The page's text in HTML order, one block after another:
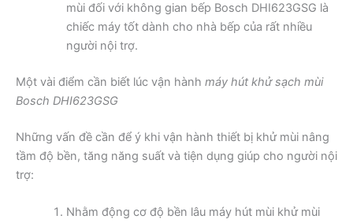
mùi đối với không gian bếp Bosch DHI623GSG là
chiếc máy tốt dành cho nhà bếp của rất nhiều
người nội trợ.
Một vài điểm cần biết lúc vận hành máy hút khử sạch mùi
Bosch DHI623GSG
Những vấn đề cần để ý khi vận hành thiết bị khử mùi nâng
tầm độ bền, tăng năng suất và tiện dụng giúp cho người nội
trợ:
Nhằm động cơ độ bền lâu máy hút mùi khử mùi